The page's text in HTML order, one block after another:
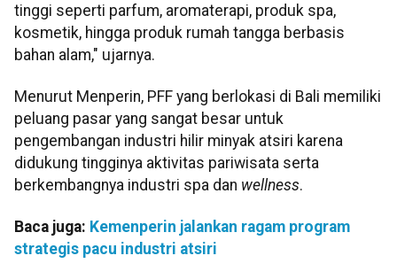
tinggi seperti parfum, aromaterapi, produk spa,
kosmetik, hingga produk rumah tangga berbasis
bahan alam," ujarnya.
Menurut Menperin, PFF yang berlokasi di Bali memiliki
peluang pasar yang sangat besar untuk
pengembangan industri hilir minyak atsiri karena
didukung tingginya aktivitas pariwisata serta
berkembangnya industri spa dan wellness.
Baca juga: Kemenperin jalankan ragam program
strategis pacu industri atsiri